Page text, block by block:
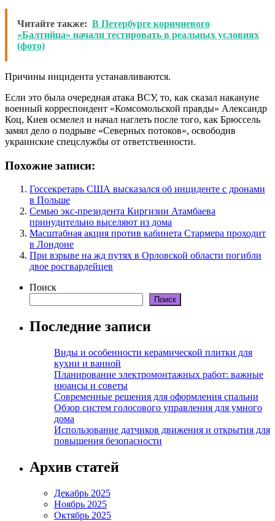
Читайте также: В Петербурге коричневого
«Балтийца» начали тестировать в реальных условиях
(фото)
Причины инцидента устанавливаются.
Если это была очередная атака ВСУ, то, как сказал накануне
военный корреспондент «Комсомольской правды» Александр
Коц, Киев осмелел и начал наглеть после того, как Брюссель
замял дело о подрыве «Северных потоков», освободив
украинские спецслужбы от ответственности.
Похожие записи:
Госсекретарь США высказался об инциденте с дронами
в Польше
Семью экс-президента Киргизии Атамбаева
принудительно выселяют из дома
Масштабная акция против кабинета Стармера проходит
в Лондоне
При взрыве на жд путях в Орловской области погибли
двое росгвардейцев
Поиск
Поиск
Последние записи
Виды и особенности керамической плитки для
кухни и ванной
Планирование электромонтажных работ: важные
нюансы и советы
Современные решения для оформления спальни
Обзор систем голосового управления для умного
дома
Использование датчиков движения и открытия для
повышения безопасности
Архив статей
Декабрь 2025
Ноябрь 2025
Октябрь 2025